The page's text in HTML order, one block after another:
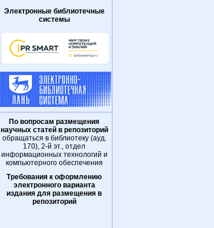
Электронные библиотечные
системы
По вопросам размещения
научных статей в репозиторий
обращаться в библиотеку (ауд.
170), 2-й эт., отдел
информационных технологий и
компьютерного обеспечения
Требования к оформлению
электронного варианта
издания для размещения в
репозиторий